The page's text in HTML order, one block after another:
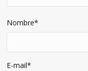
Nombre*
E-mail*